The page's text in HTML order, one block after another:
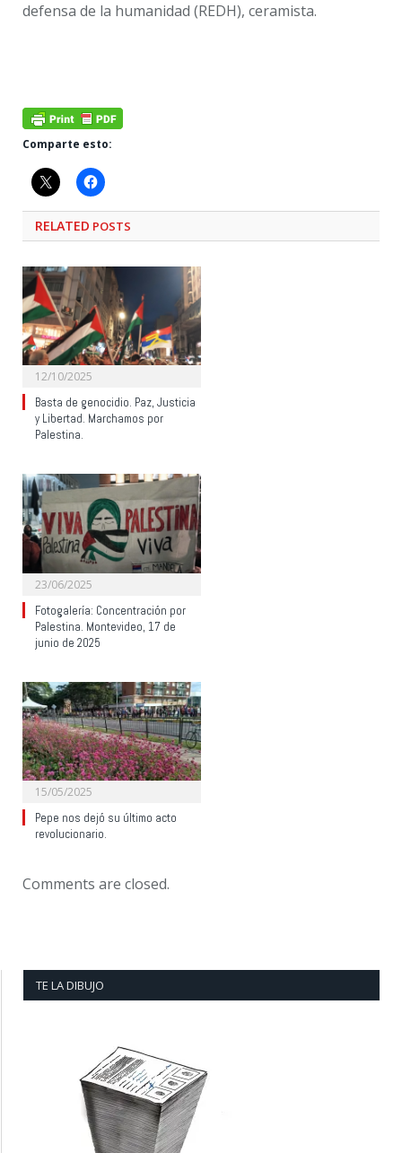
defensa de la humanidad (REDH), ceramista.
Comparte esto:
RELATED POSTS
12/10/2025
Basta de genocidio. Paz, Justicia
y Libertad. Marchamos por
Palestina.
23/06/2025
Fotogalería: Concentración por
Palestina. Montevideo, 17 de
junio de 2025
15/05/2025
Pepe nos dejó su último acto
revolucionario.
Comments are closed.
TE LA DIBUJO